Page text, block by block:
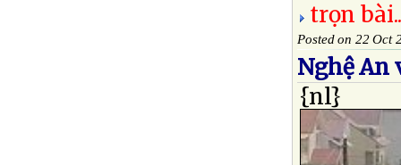
trọn
Posted on 22 Oct
Nghệ An
{nl}